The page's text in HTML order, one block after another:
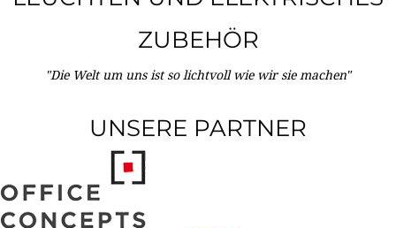
ZUBEHÖR
"Die Welt um uns ist so lichtvoll wie wir sie machen"
UNSERE PARTNER